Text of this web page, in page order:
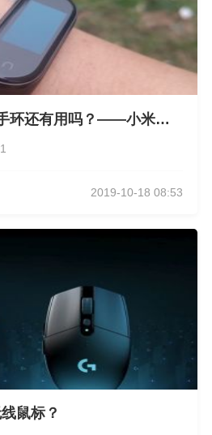
环还有用吗？——小米手
1
2019-10-18 08:53
鼠标？